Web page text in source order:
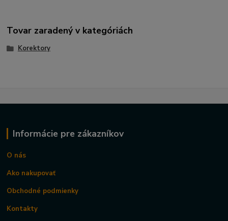
Tovar zaradený v kategóriách
Korektory
Informácie pre zákazníkov
O nás
Ako nakupovať
Obchodné podmienky
Kontakty